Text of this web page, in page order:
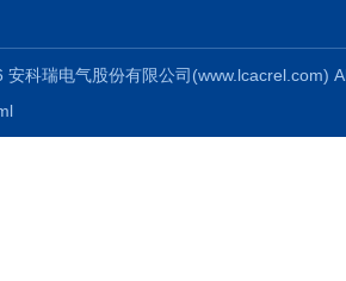
安科瑞电气股份有限公司